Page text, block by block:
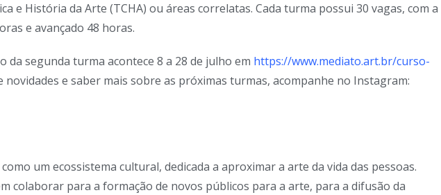
e História da Arte (TCHA) ou áreas correlatas. Cada turma possui 30 vagas, com a
e avançado 48 horas.
da segunda turma acontece 8 a 28 de julho em https://www.mediato.art.br/curso-
novidades e saber mais sobre as próximas turmas, acompanhe no Instagram:
um ecossistema cultural, dedicada a aproximar a arte da vida das pessoas.
colaborar para a formação de novos públicos para a arte, para a difusão da